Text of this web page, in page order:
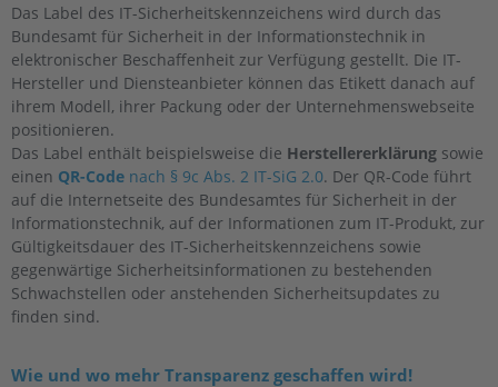
Das Label des IT-Sicherheitskennzeichens wird durch das
Bundesamt für Sicherheit in der Informationstechnik in
elektronischer Beschaffenheit zur Verfügung gestellt. Die IT-
Hersteller und Diensteanbieter können das Etikett danach auf
ihrem Modell, ihrer Packung oder der Unternehmenswebseite
positionieren.
Das Label enthält beispielsweise die Herstellererklärung sowie
einen QR-Code nach § 9c Abs. 2 IT-SiG 2.0. Der QR-Code führt
auf die Internetseite des Bundesamtes für Sicherheit in der
Informationstechnik, auf der Informationen zum IT-Produkt, zur
Gültigkeitsdauer des IT-Sicherheitskennzeichens sowie
gegenwärtige Sicherheitsinformationen zu bestehenden
Schwachstellen oder anstehenden Sicherheitsupdates zu
finden sind.
Wie und wo mehr Transparenz geschaffen wird!